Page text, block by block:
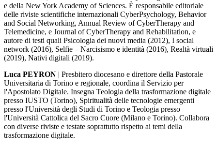
e della New York Academy of Sciences. È responsabile editoriale
delle riviste scientifiche internazionali CyberPsychology, Behavior
and Social Networking, Annual Review of CyberTherapy and
Telemedicine, e Journal of CyberTherapy and Rehabilitation, e
autore di testi quali Psicologia dei nuovi media (2012), I social
network (2016), Selfie – Narcisismo e identità (2016), Realtà virtuali
(2019), Nativi digitali (2019).
Luca PEYRON | Presbitero diocesano e direttore della Pastorale
Universitaria di Torino e regionale, coordina il Servizio per
l'Apostolato Digitale. Insegna Teologia della trasformazione digitale
presso IUSTO (Torino), Spiritualità delle tecnologie emergenti
presso l'Università degli Studi di Torino e Teologia presso
l'Università Cattolica del Sacro Cuore (Milano e Torino). Collabora
con diverse riviste e testate soprattutto rispetto ai temi della
trasformazione digitale.